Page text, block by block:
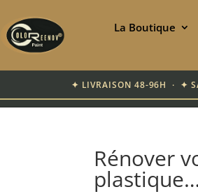
La Boutique
✦ LIVRAISON 48-96H · ✦
Rénover
plastique…